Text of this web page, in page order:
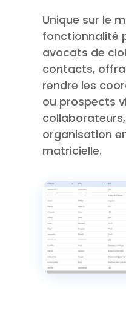
Unique sur le
fonctionnalité
avocats de
contacts,
rendre les
ou prospects
organisation
matricielle.